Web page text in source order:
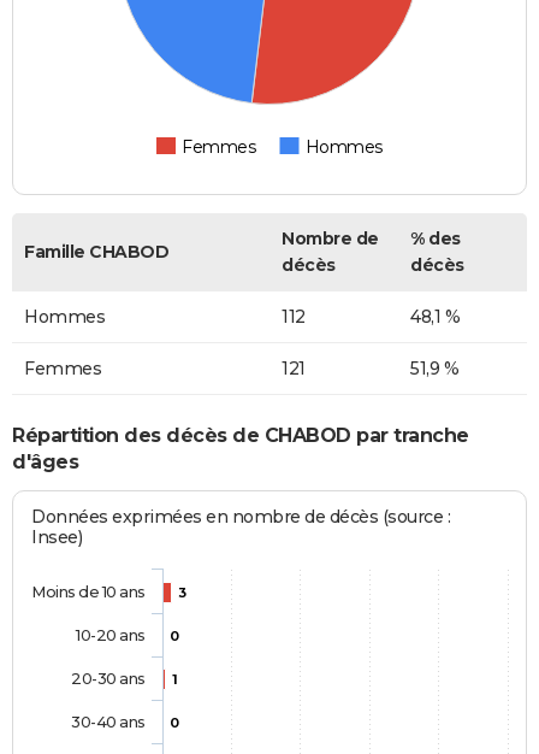
Femmes Hommes
Famille CHABOD
Nombre de
décès
% des
décès
Hommes 112 48,1 %
Femmes 121 51,9 %
Répartition des décès de CHABOD par tranche
d'âges
Données exprimées en nombre de décès (source :
Insee)
3
0
1
0
Moins de 10 ans
10-20 ans
20-30 ans
30-40 ans